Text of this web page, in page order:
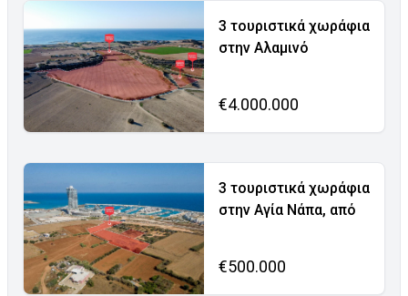
3 τουριστικά χωράφια
στην Αλαμινό
€4.000.000
3 τουριστικά χωράφια
στην Αγία Νάπα, από
€500.000